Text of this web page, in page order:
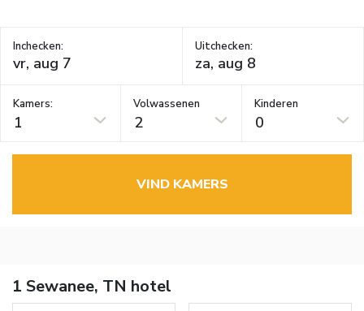
Inchecken: Uitchecken:
Kamers:
1
Volwassenen
2
Kinderen
0
VIND KAMERS
1 Sewanee, TN hotel